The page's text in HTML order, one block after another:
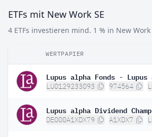
ETFs mit New Work SE
4 ETFs investieren mind. 1 % in New Work
WERTPAPIER
LU0129233093 974564
Lupus alpha Dividend
DE000A1XDX79 A1XDX7